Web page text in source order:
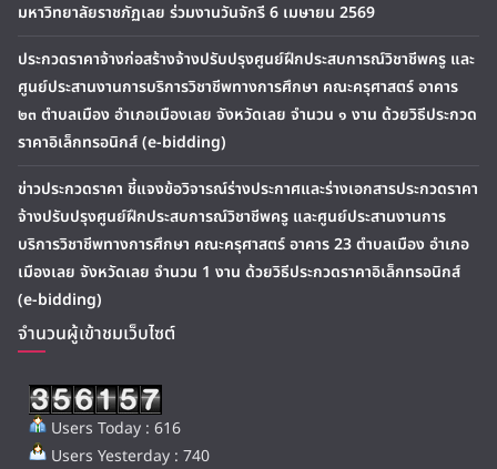
มหาวิทยาลัยราชภัฏเลย ร่วมงานวันจักรี 6 เมษายน 2569
ประกวดราคาจ้างก่อสร้างจ้างปรับปรุงศูนย์ฝึกประสบการณ์วิชาชีพครู และ
ศูนย์ประสานงานการบริการวิชาชีพทางการศึกษา คณะครุศาสตร์ อาคาร
๒๓ ตำบลเมือง อำเภอเมืองเลย จังหวัดเลย จำนวน ๑ งาน ด้วยวิธีประกวด
ราคาอิเล็กทรอนิกส์ (e-bidding)
ข่าวประกวดราคา ชี้แจงข้อวิจารณ์ร่างประกาศและร่างเอกสารประกวดราคา
จ้างปรับปรุงศูนย์ฝึกประสบการณ์วิชาชีพครู และศูนย์ประสานงานการ
บริการวิชาชีพทางการศึกษา คณะครุศาสตร์ อาคาร 23 ตำบลเมือง อำเภอ
เมืองเลย จังหวัดเลย จำนวน 1 งาน ด้วยวิธีประกวดราคาอิเล็กทรอนิกส์
(e-bidding)
จำนวนผู้เข้าชมเว็บไซต์
Users Today : 616
Users Yesterday : 740